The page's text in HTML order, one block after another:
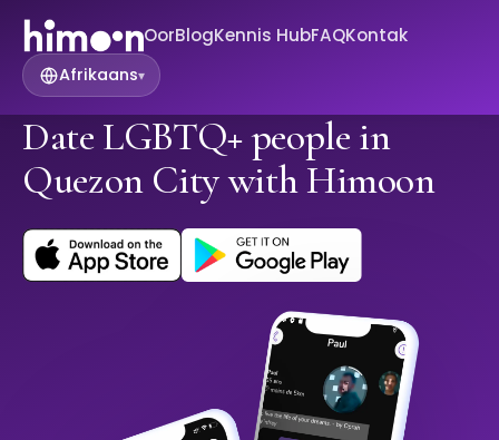
OorBlogKennis HubFAQKontak
Afrikaans▾
Date LGBTQ+ people in
Quezon City with Himoon